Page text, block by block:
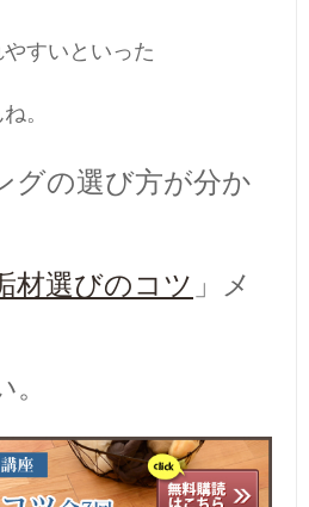
すいといった
。
グの選び方が分か
材選びのコツ 」メ